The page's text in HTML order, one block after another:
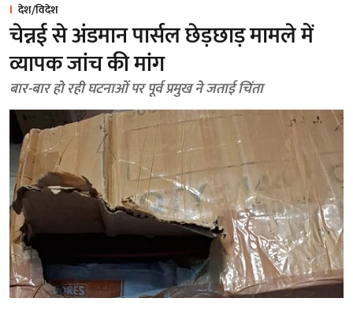
देश/विदेश
चेन्नई से अंडमान पार्सल छेड़छाड़ मामले में
व्यापक जांच की मांग
बार-बार हो रही घटनाओं पर पूर्व प्रमुख ने जताई चिंता